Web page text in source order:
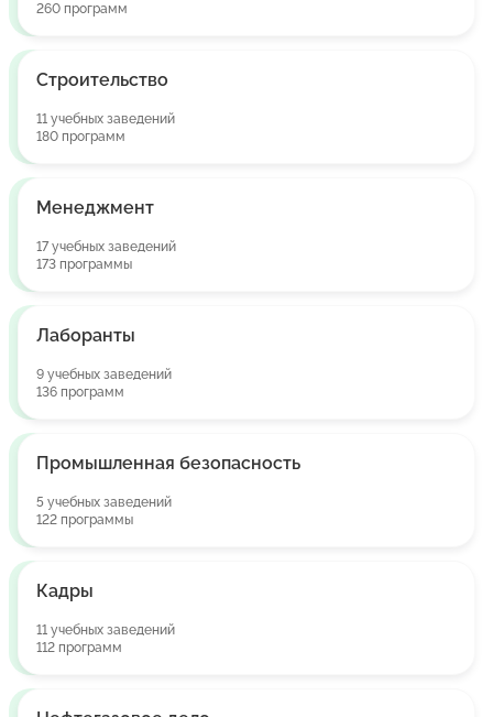
260 программ
Строительство
11 учебных заведений
180 программ
Менеджмент
17 учебных заведений
173 программы
Лаборанты
9 учебных заведений
136 программ
Промышленная безопасность
5 учебных заведений
122 программы
Кадры
11 учебных заведений
112 программ